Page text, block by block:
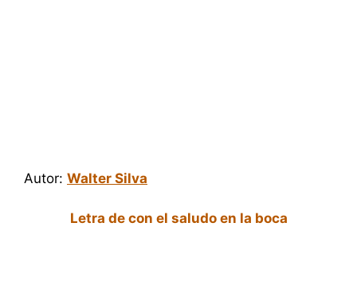
Autor: Walter Silva
Letra de con el saludo en la boca